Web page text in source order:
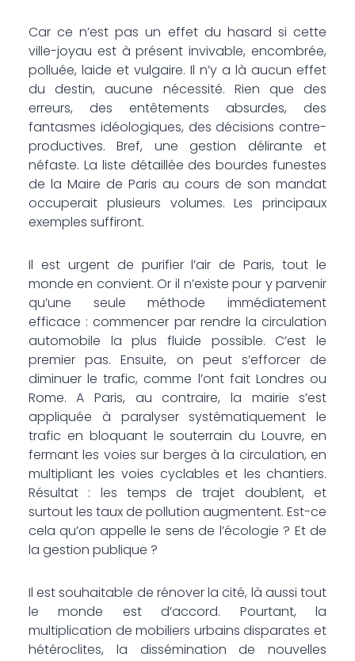
Car ce n’est pas un effet du hasard si cette
ville-joyau est à présent invivable, encombrée,
polluée, laide et vulgaire. Il n’y a là aucun effet
du destin, aucune nécessité. Rien que des
erreurs, des entêtements absurdes, des
fantasmes idéologiques, des décisions contre-
productives. Bref, une gestion délirante et
néfaste. La liste détaillée des bourdes funestes
de la Maire de Paris au cours de son mandat
occuperait plusieurs volumes. Les principaux
exemples suffiront.
Il est urgent de purifier l’air de Paris, tout le
monde en convient. Or il n’existe pour y parvenir
qu’une seule méthode immédiatement
efficace : commencer par rendre la circulation
automobile la plus fluide possible. C’est le
premier pas. Ensuite, on peut s’efforcer de
diminuer le trafic, comme l’ont fait Londres ou
Rome. A Paris, au contraire, la mairie s’est
appliquée à paralyser systématiquement le
trafic en bloquant le souterrain du Louvre, en
fermant les voies sur berges à la circulation, en
multipliant les voies cyclables et les chantiers.
Résultat : les temps de trajet doublent, et
surtout les taux de pollution augmentent. Est-ce
cela qu’on appelle le sens de l’écologie ? Et de
la gestion publique ?
Il est souhaitable de rénover la cité, là aussi tout
le monde est d’accord. Pourtant, la
multiplication de mobiliers urbains disparates et
hétéroclites, la dissémination de nouvelles